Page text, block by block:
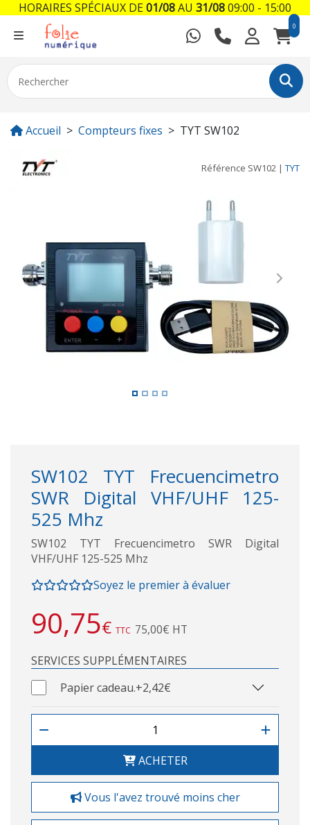
0
Accueil Compteurs fixes TYT SW102
Référence SW102 | TYT
Previous Next
SW102 TYT Frecuencimetro
SWR Digital VHF/UHF 125-
525 Mhz
SW102 TYT Frecuencimetro SWR Digital
VHF/UHF 125-525 Mhz
Soyez le premier à évaluer
90,75€ TTC 75,00€ HT
SERVICES SUPPLÉMENTAIRES
Papier cadeau.+2,42€
ACHETER
Vous l'avez trouvé moins cher
HORAIRES SPÉCIAUX DE01/08AU 31/0809:00 - 15:00